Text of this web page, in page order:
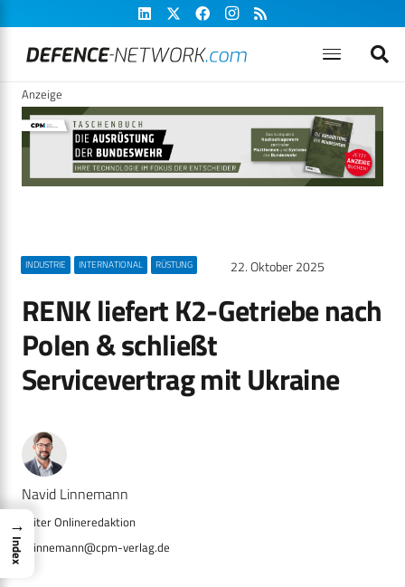
Anzeige
INDUSTRIE INTERNATIONAL RÜSTUNG 22. Oktober 2025
RENK liefert K2-Getriebe nach
Polen & schließt
Servicevertrag mit Ukraine
Navid Linnemann
n.linnemann@cpm-verlag.de
→
Index